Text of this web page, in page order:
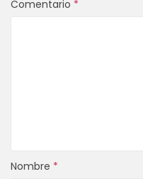
Comentario *
Nombre *